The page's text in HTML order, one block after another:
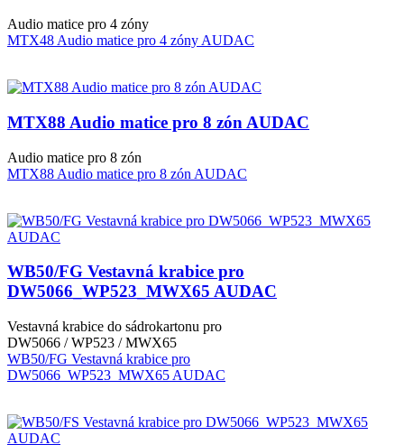
Audio matice pro 4 zóny
MTX48 Audio matice pro 4 zóny AUDAC
MTX88 Audio matice pro 8 zón AUDAC
Audio matice pro 8 zón
MTX88 Audio matice pro 8 zón AUDAC
WB50/FG Vestavná krabice pro
DW5066_WP523_MWX65 AUDAC
Vestavná krabice do sádrokartonu pro
DW5066 / WP523 / MWX65
WB50/FG Vestavná krabice pro
DW5066_WP523_MWX65 AUDAC